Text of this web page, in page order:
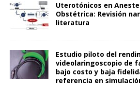
Uterotónicos en
Obstétrica: Revisión
literatura
Estudio piloto del
videolaringoscopio de
bajo costo y baja
referencia en